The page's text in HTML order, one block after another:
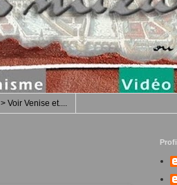
> Voir Venise et....
Profil